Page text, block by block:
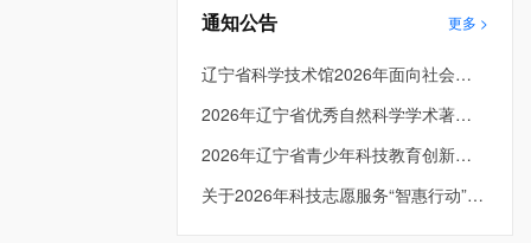
通知公告 更多 >
辽宁省科学技术馆2026年面向社会公开招聘拟聘人员公示
2026年辽宁省优秀自然科学学术著作出版资助评审结果公示
2026年辽宁省青少年科技教育创新成果大赛拟推荐全国大赛项目公示
关于2026年科技志愿服务“智惠行动”拟资助项目的公示